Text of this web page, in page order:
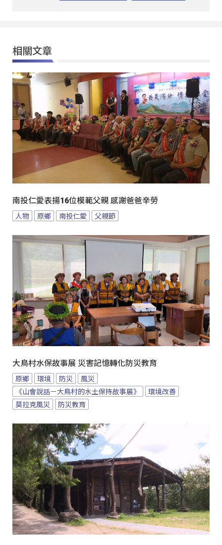
相關文章
南投仁愛表揚16位模範父親 感謝爸爸辛勞
人物 原鄉 南投仁愛 父親節
大鳥村水保故事展 災害記憶轉化防災教育
原鄉 環境 防災
風災
《山會說話－大鳥村的水土保持故事展》
環境改善
莫拉克風災
防災教育